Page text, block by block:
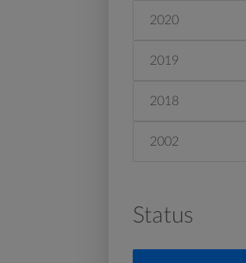
2020
2019
2018
2002
Status